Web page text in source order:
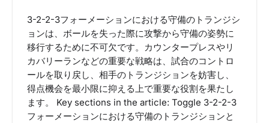
3-2-2-3フォーメーションにおける守備のトランジシ
ョンは、ボールを失った際に攻撃から守備の姿勢に
移行するために不可欠です。カウンタープレスやリ
カバリーランなどの重要な戦略は、試合のコントロ
ールを取り戻し、相手のトランジションを妨害し、
得点機会を最小限に抑える上で重要な役割を果たし
ます。 Key sections in the article: Toggle 3-2-2-3
フォーメーションにおける守備のトランジションと